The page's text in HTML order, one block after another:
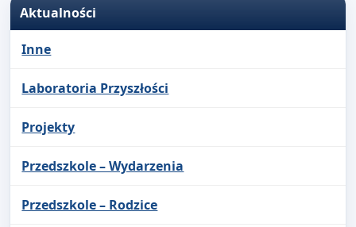
Aktualności
Inne
Laboratoria Przyszłości
Projekty
Przedszkole – Wydarzenia
Przedszkole – Rodzice